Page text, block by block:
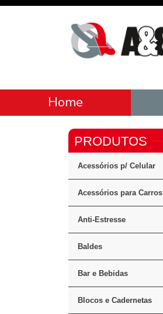
Home
Acessórios p/ Celular
Acessórios para Carros
Anti-Estresse
Baldes
Bar e Bebidas
Blocos e Cadernetas